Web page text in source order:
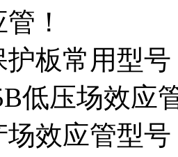
！
板常用型号
低压场效应
效应管型